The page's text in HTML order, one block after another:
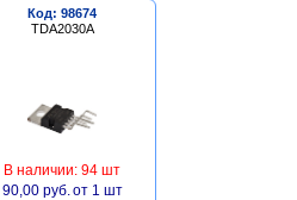
Код: 98674
TDA2030A
В наличии: 94 шт
90,00 руб. от 1 шт